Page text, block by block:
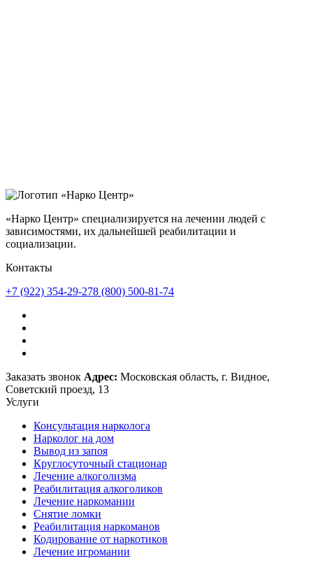
«Нарко Центр» специализируется на лечении людей с
зависимостями, их дальнейшей реабилитации и
социализации.
Контакты
+7 (922) 354-29-278 (800) 500-81-74
Заказать звонок Адрес: Московская область, г. Видное,
Советский проезд, 13
Услуги
Консультация нарколога
Нарколог на дом
Вывод из запоя
Круглосуточный стационар
Лечение алкоголизма
Реабилитация алкоголиков
Лечение наркомании
Снятие ломки
Реабилитация наркоманов
Кодирование от наркотиков
Лечение игромании